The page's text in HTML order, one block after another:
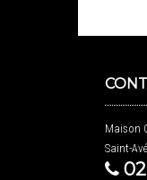
Maison
Saint-Avé